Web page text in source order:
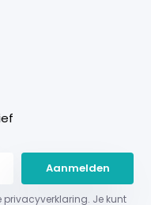
Aanmelden
privacyverklaring. Je kunt